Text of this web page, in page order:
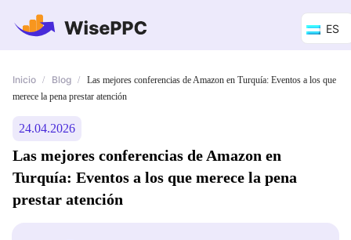
ES
Inicio / Blog /
Las mejores conferencias de Amazon en Turquía: Eventos a los que
merece la pena prestar atención
24.04.2026
Las mejores conferencias de Amazon en
Turquía: Eventos a los que merece la pena
prestar atención